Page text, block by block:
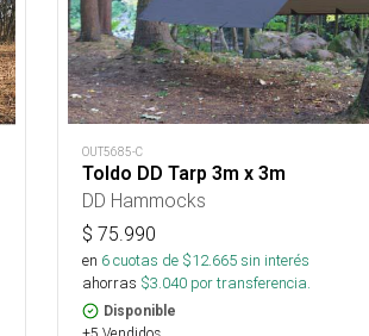
OUT5685-C
Toldo DD Tarp 3m x 3m
DD Hammocks
$ 75.990
en 6cuotas de $12.665sin interés
ahorras $3.040 por transferencia.
Disponible